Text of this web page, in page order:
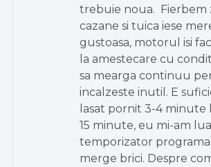
trebuie noua. Fierbem
cazane si tuica iese
gustoasa, motorul isi
la amestecare cu
sa mearga continuu
incalzeste inutil. E
lasat pornit 3-4 minute
15 minute, eu mi-am
temporizator
merge brici. Despre